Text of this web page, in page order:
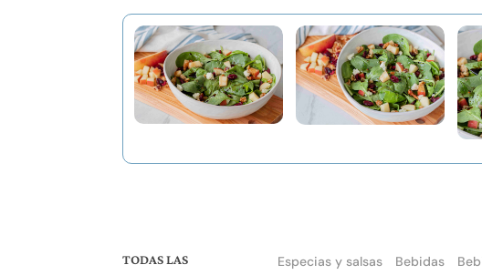
TODAS LAS
Especias y salsas Bebidas